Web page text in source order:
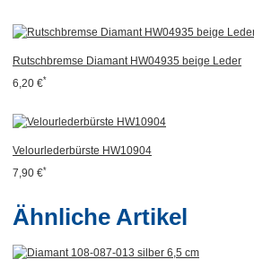
Rutschbremse Diamant HW04935 beige Leder
6,20 €*
Velourlederbürste HW10904
7,90 €*
Ähnliche Artikel